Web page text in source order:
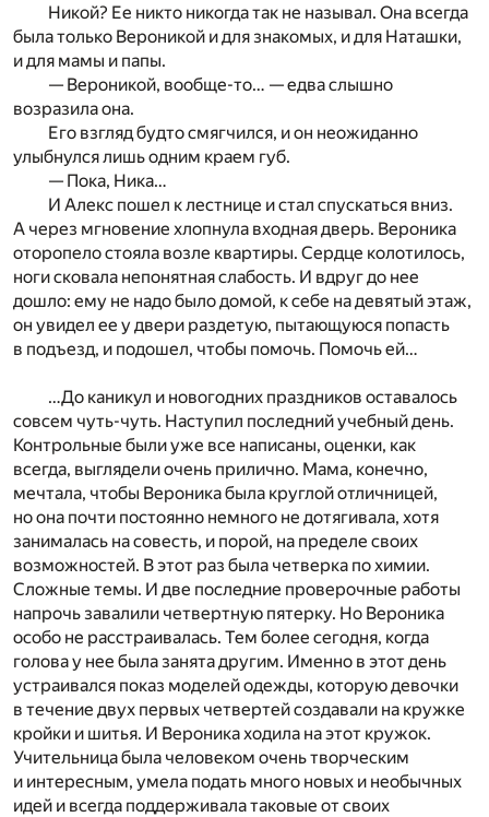
Никой? Ее никто никогда так не называл. Она всегда
была только Вероникой и для знакомых, и для Наташки,
и для мамы и папы.
— Вероникой, вообще-то… — едва слышно
возразила она.
Его взгляд будто смягчился, и он неожиданно
улыбнулся лишь одним краем губ.
— Пока, Ника…
И Алекс пошел к лестнице и стал спускаться вниз.
А через мгновение хлопнула входная дверь. Вероника
оторопело стояла возле квартиры. Сердце колотилось,
ноги сковала непонятная слабость. И вдруг до нее
дошло: ему не надо было домой, к себе на девятый этаж,
он увидел ее у двери раздетую, пытающуюся попасть
в подъезд, и подошел, чтобы помочь. Помочь ей…
…До каникул и новогодних праздников оставалось
совсем чуть-чуть. Наступил последний учебный день.
Контрольные были уже все написаны, оценки, как
всегда, выглядели очень прилично. Мама, конечно,
мечтала, чтобы Вероника была круглой отличницей,
но она почти постоянно немного не дотягивала, хотя
занималась на совесть, и порой, на пределе своих
возможностей. В этот раз была четверка по химии.
Сложные темы. И две последние проверочные работы
напрочь завалили четвертную пятерку. Но Вероника
особо не расстраивалась. Тем более сегодня, когда
голова у нее была занята другим. Именно в этот день
устраивался показ моделей одежды, которую девочки
в течение двух первых четвертей создавали на кружке
кройки и шитья. И Вероника ходила на этот кружок.
Учительница была человеком очень творческим
и интересным, умела подать много новых и необычных
идей и всегда поддерживала таковые от своих